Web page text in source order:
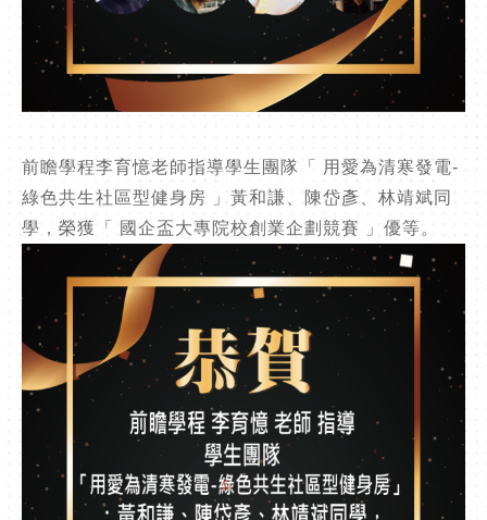
前瞻學程李育憶老師指導學生團隊「 用愛為清寒發電-
綠色共生社區型健身房 」黃和謙、陳岱彥、林靖斌同
學，榮獲「 國企盃大專院校創業企劃競賽 」優等。